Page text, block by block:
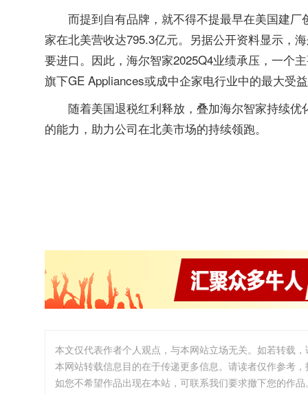
而提到自有品牌，就不得不提最早在美国建
家在北美营收达795.3亿元。另据公开资料显示，
要进口。因此，海尔智家2025Q4业绩承压，一个
旗下GE Appliances或成中企家电行业中的最大受
随着美国退税红利释放，叠加海尔智家持续
的能力，助力公司在北美市场的持续领跑。
本文仅代表作者个人观点，与本网站立场无关。如若转载
本网站转载信息目的在于传递更多信息。请读者仅作参考
如您不希望作品出现在本站，可联系我们要求撤下您的作